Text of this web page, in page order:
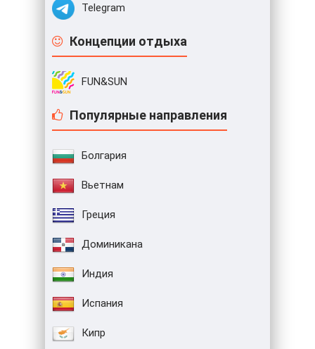
Telegram
Концепции отдыха
FUN&SUN
Популярные направления
Болгария
Вьетнам
Греция
Доминикана
Индия
Испания
Кипр